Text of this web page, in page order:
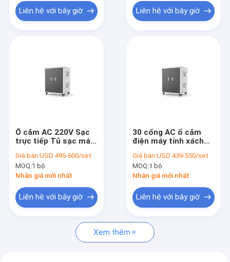
Hướng dẫn VR
Liên hệ chúng tôi
Tin tức
Tất cả các trường hợp
Liên hệ với bây giờ Liên hệ với bây giờ
Ổ cắm AC 220V Sạc
trực tiếp Tủ sạc máy
Giá bán:USD 495-600/set
MOQ:1 bộ
Nhận giá mới nhất
Liên hệ với bây giờ
30 cổng AC ổ cắm
điện máy tính xách
Giá bán:USD 439-550/set
MOQ:1 bộ
Nhận giá mới nhất
Liên hệ với bây giờ
Xem thêm